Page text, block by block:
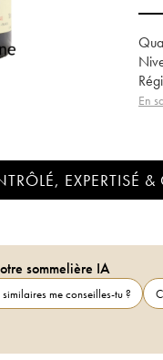
En
EXPERTISÉ &
sommelière IA
me conseilles-tu ?